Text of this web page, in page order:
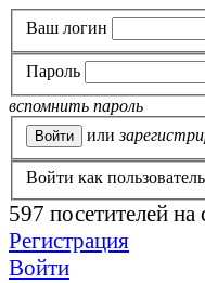
Ваш логин
Пароль
вспомнить пароль
или
Войти как
597 посетителей на
Регистрация
Войти